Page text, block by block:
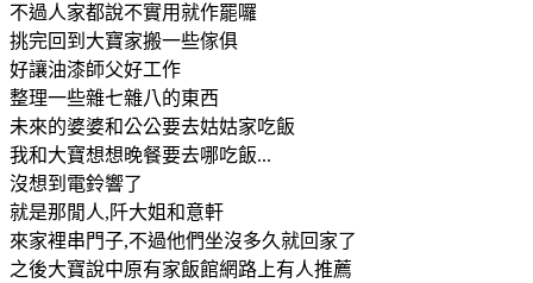
不過人家都說不實用就作罷囉
挑完回到大寶家搬一些傢俱
好讓油漆師父好工作
整理一些雜七雜八的東西
未來的婆婆和公公要去姑姑家吃飯
我和大寶想想晚餐要去哪吃飯...
沒想到電鈴響了
就是那閒人,阡大姐和意軒
來家裡串門子,不過他們坐沒多久就回家了
之後大寶說中原有家飯館網路上有人推薦